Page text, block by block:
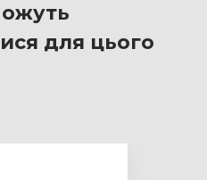
для цього